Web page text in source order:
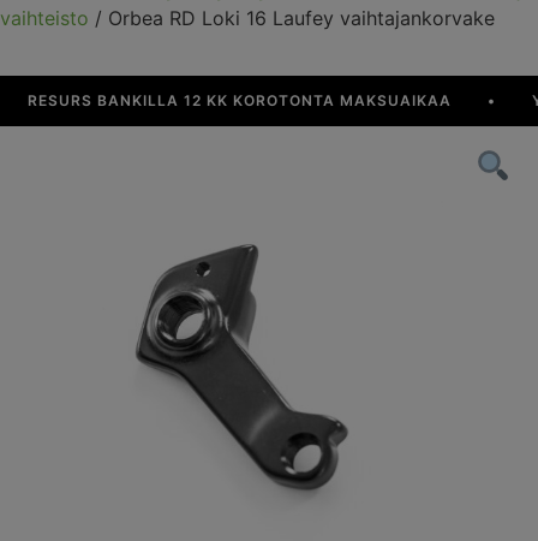
vaihteisto / Orbea RD Loki 16 Laufey vaihtajankorvake
RESURS BANKILLA 12 KK KOROTONTA MAKSUAIKAA